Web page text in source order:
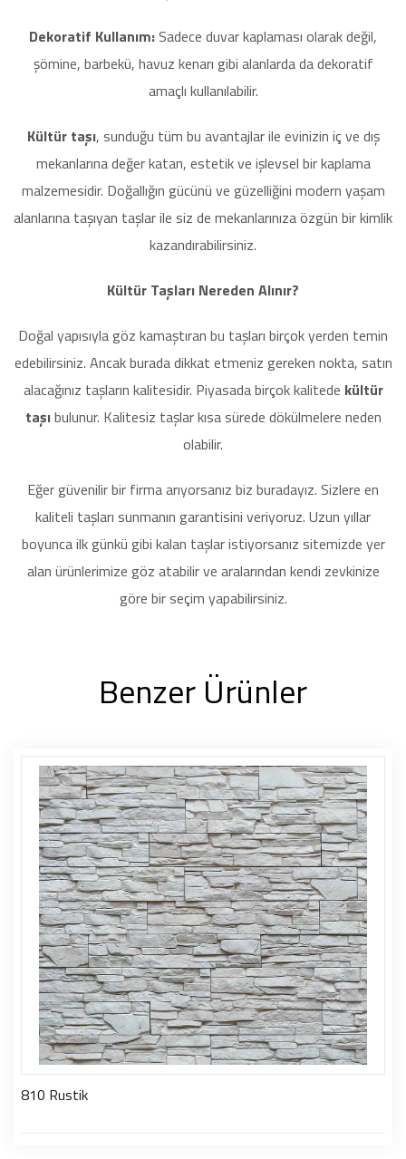
Dekoratif Kullanım: Sadece duvar kaplaması olarak değil,
şömine, barbekü, havuz kenarı gibi alanlarda da dekoratif
amaçlı kullanılabilir.
Kültür taşı, sunduğu tüm bu avantajlar ile evinizin iç ve dış
mekanlarına değer katan, estetik ve işlevsel bir kaplama
malzemesidir. Doğallığın gücünü ve güzelliğini modern yaşam
alanlarına taşıyan taşlar ile siz de mekanlarınıza özgün bir kimlik
kazandırabilirsiniz.
Kültür Taşları Nereden Alınır?
Doğal yapısıyla göz kamaştıran bu taşları birçok yerden temin
edebilirsiniz. Ancak burada dikkat etmeniz gereken nokta, satın
alacağınız taşların kalitesidir. Piyasada birçok kalitede kültür
taşıbulunur. Kalitesiz taşlar kısa sürede dökülmelere neden
olabilir.
Eğer güvenilir bir firma arıyorsanız biz buradayız. Sizlere en
kaliteli taşları sunmanın garantisini veriyoruz. Uzun yıllar
boyunca ilk günkü gibi kalan taşlar istiyorsanız sitemizde yer
alan ürünlerimize göz atabilir ve aralarından kendi zevkinize
göre bir seçim yapabilirsiniz.
Benzer Ürünler
810 Rustik